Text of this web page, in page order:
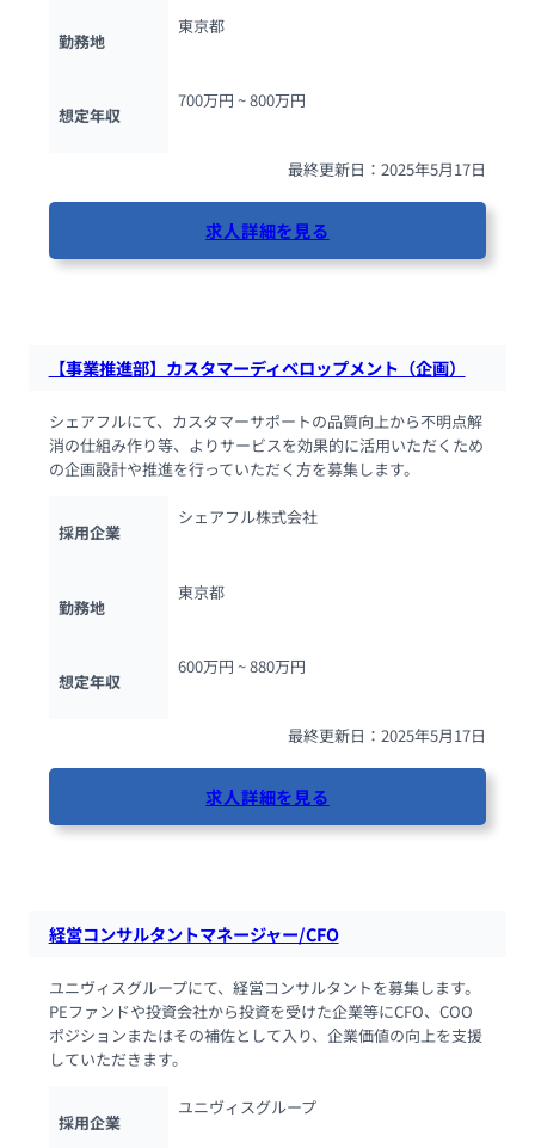
勤務地
東京都
想定年収
700万円 ~ 800万円
最終更新日：2025年5月17日
求人詳細を見る
【事業推進部】カスタマーディベロップメント（企画）
シェアフルにて、カスタマーサポートの品質向上から不明点解
消の仕組み作り等、よりサービスを効果的に活用いただくため
の企画設計や推進を行っていただく方を募集します。
採用企業
シェアフル株式会社
勤務地
東京都
想定年収
600万円 ~ 880万円
最終更新日：2025年5月17日
求人詳細を見る
経営コンサルタントマネージャー/CFO
ユニヴィスグループにて、経営コンサルタントを募集します。
PEファンドや投資会社から投資を受けた企業等にCFO、COO
ポジションまたはその補佐として入り、企業価値の向上を支援
していただきます。
採用企業
ユニヴィスグループ